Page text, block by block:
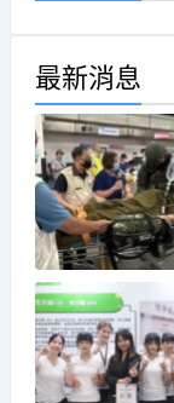
最新消息